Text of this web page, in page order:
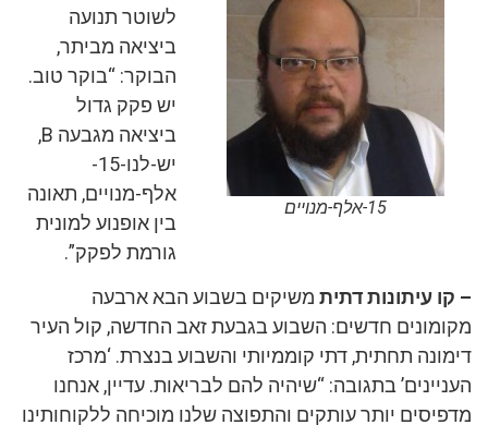
15-אלף-מנויים
לשוטר תנועה
ביציאה מביתר,
הבוקר: “בוקר טוב.
יש פקק גדול
ביציאה מגבעה B,
יש-לנו-15-
אלף-מנויים, תאונה
בין אופנוע למונית
גורמת לפקק”.
– קו עיתונות דתית משיקים בשבוע הבא ארבעה
מקומונים חדשים: השבוע בגבעת זאב החדשה, קול העיר
דימונה תחתית, דתי קוממיותי והשבוע בנצרת. ‘מרכז
העניינים’ בתגובה: “שיהיה להם לבריאות. עדיין, אנחנו
מדפיסים יותר עותקים והתפוצה שלנו מוכיחה ללקוחותינו